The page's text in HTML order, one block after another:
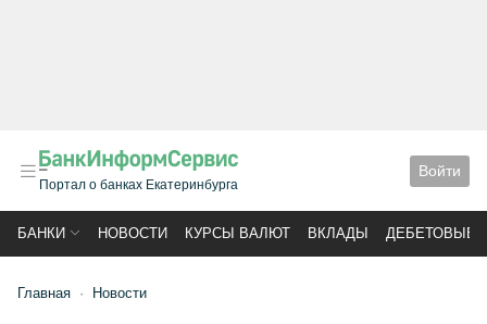
Портал о банках Екатеринбурга
Войти
БАНКИ НОВОСТИ КУРСЫ ВАЛЮТ ВКЛАДЫ ДЕБЕТОВЫЕ
Главная Новости